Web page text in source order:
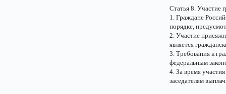
Статья 8. Участие
1. Граждане
порядке,
2. Участие
является
3. Требования к
федеральным
4. За время
заседателям